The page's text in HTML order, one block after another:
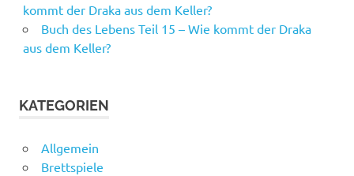
kommt der Draka aus dem Keller?
Buch des Lebens Teil 15 – Wie kommt der Draka
aus dem Keller?
KATEGORIEN
Allgemein
Brettspiele